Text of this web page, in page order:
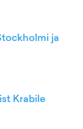
ja
Krabile